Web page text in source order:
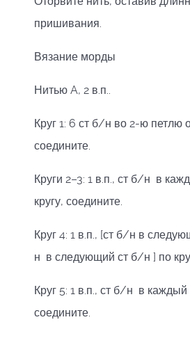
пришивания.
Вязание морды
Нитью A, 2 в.п..
Круг 1: 6 ст б/н во 2-ю петлю
соедините.
Круги 2–3: 1 в.п., ст б/н в
кругу, соедините.
Круг 4: 1 в.п., [ст б/н в
н в следующий ст б/н ] по
Круг 5: 1 в.п., ст б/н в каждый
соедините.